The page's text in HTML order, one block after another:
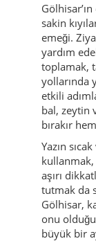
sakin
emeği.
yardım
toplamak,
yollarında
etkili
bal, zeytin
bırakır
Yazın
kullanmak,
aşırı
tutmak da
Gölhisar,
onu
büyük bir